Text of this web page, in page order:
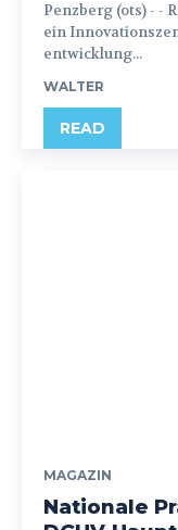
Penzberg (ots) - - Roche investiert 300 Millionen Euro in
ein
entwicklung...
WALTER
READ
MAGAZIN
Nationale